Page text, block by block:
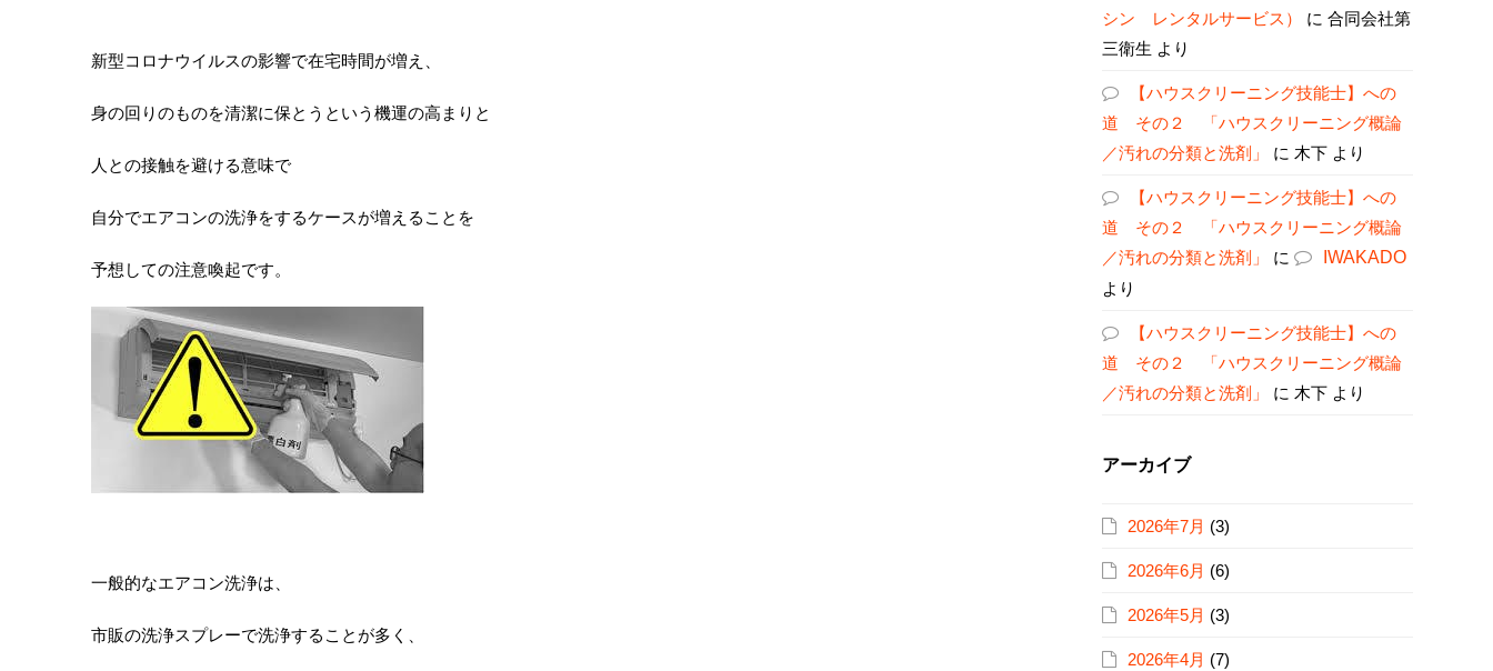
新型コロナウイルスの影響で在宅時間が増え、
身の回りのものを清潔に保とうという機運の高まりと
人との接触を避ける意味で
自分でエアコンの洗浄をするケースが増えることを
予想しての注意喚起です。
一般的なエアコン洗浄は、
市販の洗浄スプレーで洗浄することが多く、
シン レンタルサービス）
に 合同会社第
三衛生 より
【ハウスクリーニング技能士】への
道 その２ 「ハウスクリーニング概論
／汚れの分類と洗剤」
に 木下 より
【ハウスクリーニング技能士】への
道 その２ 「ハウスクリーニング概論
／汚れの分類と洗剤」
に
IWAKADO
より
【ハウスクリーニング技能士】への
道 その２ 「ハウスクリーニング概論
／汚れの分類と洗剤」
に 木下 より
アーカイブ
2026年7月 (3)
2026年6月 (6)
2026年5月 (3)
2026年4月 (7)